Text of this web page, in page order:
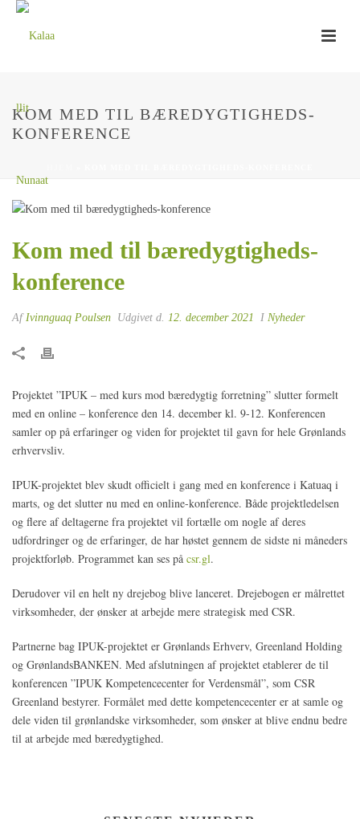
KOM MED TIL BÆREDYGTIGHEDS-
KONFERENCE
Kom med til bæredygtigheds-
konference
AfIvinnguaq Poulsen Udgivet d. 12. december 2021 I Nyheder
Projektet ”IPUK – med kurs mod bæredygtig forretning” slutter formelt
med en online – konference den 14. december kl. 9-12. Konferencen
samler op på erfaringer og viden for projektet til gavn for hele Grønlands
erhvervsliv.
IPUK-projektet blev skudt officielt i gang med en konference i Katuaq i
marts, og det slutter nu med en online-konference. Både projektledelsen
og flere af deltagerne fra projektet vil fortælle om nogle af deres
udfordringer og de erfaringer, de har høstet gennem de sidste ni måneders
projektforløb. Programmet kan ses på csr.gl.
Derudover vil en helt ny drejebog blive lanceret. Drejebogen er målrettet
virksomheder, der ønsker at arbejde mere strategisk med CSR.
Partnerne bag IPUK-projektet er Grønlands Erhverv, Greenland Holding
og GrønlandsBANKEN. Med afslutningen af projektet etablerer de til
konferencen ”IPUK Kompetencecenter for Verdensmål”, som CSR
Greenland bestyrer. Formålet med dette kompetencecenter er at samle og
dele viden til grønlandske virksomheder, som ønsker at blive endnu bedre
til at arbejde med bæredygtighed.